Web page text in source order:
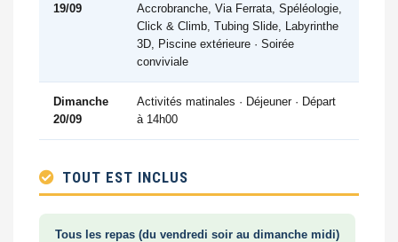
19/09
Accrobranche, Via Ferrata, Spéléologie,
Click & Climb, Tubing Slide, Labyrinthe
3D, Piscine extérieure · Soirée
conviviale
Dimanche
20/09
Activités matinales · Déjeuner · Départ
à 14h00
TOUT EST INCLUS
Tous les repas (du vendredi soir au dimanche midi)